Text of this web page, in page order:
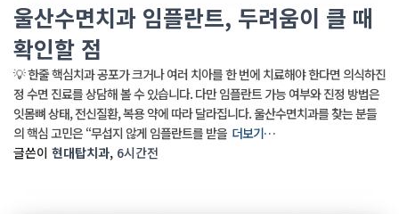
울산수면치과 임플란트, 두려움이 클 때
확인할 점
💡 한줄 핵심치과 공포가 크거나 여러 치아를 한 번에 치료해야 한다면 의식하진
정 수면 진료를 상담해 볼 수 있습니다. 다만 임플란트 가능 여부와 진정 방법은
잇몸뼈 상태, 전신질환, 복용 약에 따라 달라집니다. 울산수면치과를 찾는 분들
의 핵심 고민은 “무섭지 않게 임플란트를 받을 더보기…
글쓴이 현대탑치과, 6시간전